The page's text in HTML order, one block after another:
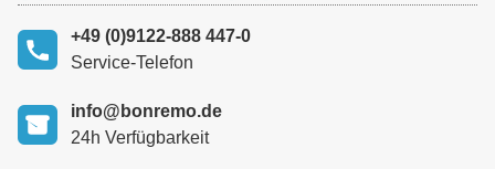
+49 (0)9122-888 447-0
Service-Telefon
info@bonremo.de
24h Verfügbarkeit